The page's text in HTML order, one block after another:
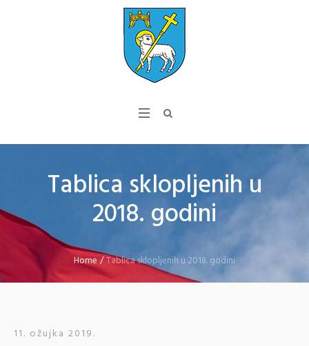
Tablica sklopljenih u
2018. godini
Home /Tablica sklopljenih u 2018. godini
11. ožujka 2019.